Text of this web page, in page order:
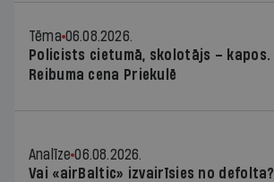
Tēma 06.08.2026.
Policists cietumā, skolotājs – kapos.
Reibuma cena Priekulē
Analīze 06.08.2026.
Vai «airBaltic» izvairīsies no defolta?